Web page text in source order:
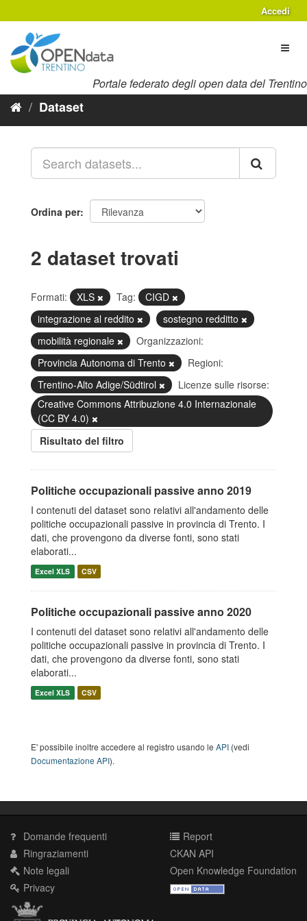
al
contenuto
Accedi
Portale federato degli open data del Trentino
Dataset
Ordina per
2 dataset trovati
Formati: XLS Tag:
CIGD
integrazione al reddito
sostegno redditto
mobilità regionale
Organizzazioni:
Provincia Autonoma di Trento
Regioni:
Trentino-Alto Adige/Südtirol
Licenze sulle risorse:
Creative Commons Attribuzione 4.0 Internazionale
(CC BY 4.0)
Risultato del filtro
Politiche occupazionali passive anno 2019
I contenuti del dataset sono relativi all'andamento delle
politiche occupazionali passive in provincia di Trento. I
dati, che provengono da diverse fonti, sono stati
elaborati...
Excel XLS CSV
Politiche occupazionali passive anno 2020
I contenuti del dataset sono relativi all'andamento delle
politiche occupazionali passive in provincia di Trento. I
dati, che provengono da diverse fonti, sono stati
elaborati...
Excel XLS CSV
E' possibile inoltre accedere al registro usando le API (vedi
Documentazione API).
Domande frequenti
Ringraziamenti
Note legali
Privacy
Report
CKAN API
Open Knowledge Foundation